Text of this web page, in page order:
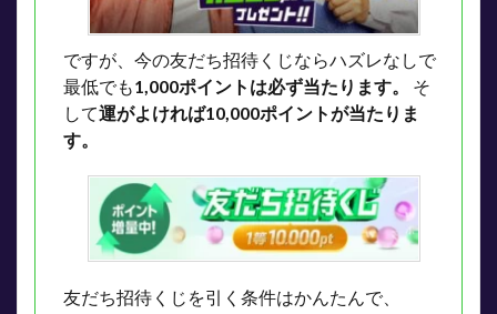
ですが、今の友だち招待くじならハズレなしで
最低でも1,000ポイントは必ず当たります。 そ
して運がよければ10,000ポイントが当たりま
す。
友だち招待くじを引く条件はかんたんで、